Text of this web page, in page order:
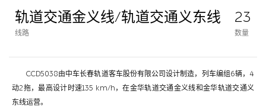
轨道交通金义线/轨道交通义东线
线路
23
数量
CCD5038由中车长春轨道客车股份有限公司设计制造，列车编组6辆，4
动2拖，最高设计时速135 km/h，在金华轨道交通金义线和金华轨道交通义
东线运营。